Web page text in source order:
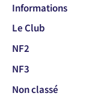
Informations
Le Club
NF2
NF3
Non classé